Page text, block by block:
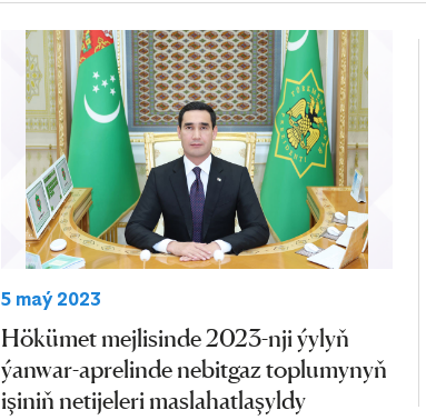
5 maý 2023
Hökümet mejlisinde 2023-nji ýylyň
ýanwar-aprelinde nebitgaz toplumynyň
işiniň netijeleri maslahatlaşyldy